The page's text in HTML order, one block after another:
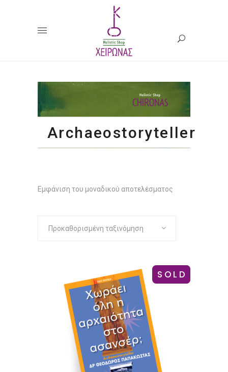
Archaeostoryteller
Εμφάνιση του μοναδικού αποτελέσματος
Προκαθορισμένη ταξινόμηση
-14%
SOLD